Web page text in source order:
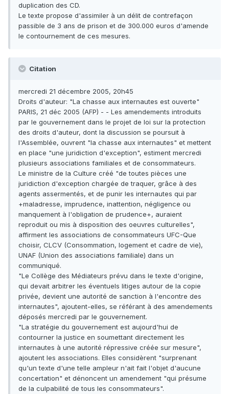
duplication des CD.
Le texte propose d'assimiler à un délit de contrefaçon
passible de 3 ans de prison et de 300.000 euros d'amende
le contournement de ces mesures.
Citation
mercredi 21 décembre 2005, 20h45
Droits d'auteur: "La chasse aux internautes est ouverte"
PARIS, 21 déc 2005 (AFP) - - Les amendements introduits
par le gouvernement dans le projet de loi sur la protection
des droits d'auteur, dont la discussion se poursuit à
l'Assemblée, ouvrent "la chasse aux internautes" et mettent
en place "une juridiction d'exception", estiment mercredi
plusieurs associations familiales et de consommateurs.
Le ministre de la Culture créé "de toutes pièces une
juridiction d'exception chargée de traquer, grâce à des
agents assermentés, et de punir les internautes qui par
+maladresse, imprudence, inattention, négligence ou
manquement à l'obligation de prudence+, auraient
reproduit ou mis à disposition des oeuvres culturelles",
affirment les associations de consommateurs UFC-Que
choisir, CLCV (Consommation, logement et cadre de vie),
UNAF (Union des associations familiale) dans un
communiqué.
"Le Collège des Médiateurs prévu dans le texte d'origine,
qui devait arbitrer les éventuels litiges autour de la copie
privée, devient une autorité de sanction à l'encontre des
internautes", ajoutent-elles, se référant à des amendements
déposés mercredi par le gouvernement.
"La stratégie du gouvernement est aujourd'hui de
contourner la justice en soumettant directement les
internautes à une autorité répressive créée sur mesure",
ajoutent les associations. Elles considèrent "surprenant
qu'un texte d'une telle ampleur n'ait fait l'objet d'aucune
concertation" et dénoncent un amendement "qui présume
de la culpabilité de tous les consommateurs".